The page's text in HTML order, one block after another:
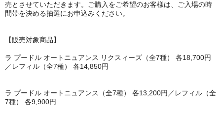
売とさせていただきます。ご購入をご希望のお客様は、ご入場の時
間帯を決める抽選にお申込みください。
【販売対象商品】
ラ プードル オートニュアンス リクスィーズ（全7種） 各18,700円
／レフィル（全7種） 各14,850円
ラ プードル オートニュアンス（全7種） 各13,200円／レフィル（全
7種） 各9,900円